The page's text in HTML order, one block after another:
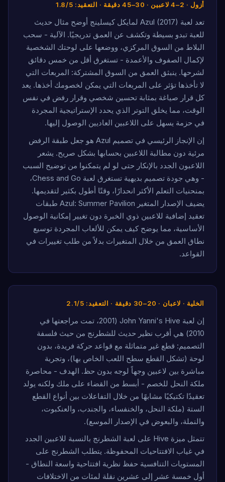
أزول · 2–4 لاعبين · 30–45 دقيقة · التعقيد: 1.8/5
تعد لعبة Azul (2017) لمايكل كيسلينج أوضح مثال حديث
للعبة تبدو بسيطة وتكشف عن العمق تدريجيًا. الآلية - سحب
البلاط من السوق المركزي، ووضعها على لوحتك الشخصية
لإكمال الصفوف والأعمدة - تستغرق أقل من خمس دقائق
لشرحها. ينبثق العمق من السوق المشتركة: المربعات التي
لا تأخذها تؤثر على المربعات التي يمكن لخصومك أخذها. يعد
كل قرار صياغة بمثابة تحسين شخصي وقرار رفض في نفس
الوقت، مما يخلق التوتر الذي يحدد الإستراتيجية المجردة
في حزمة يسهل على اللاعبين العاديين الوصول إليها.
إن الإنجاز الرئيسي في تصميم Azul هو جعل طبقة الرفض
مرئية دون مطالبة اللاعبين بحسابها بشكل صريح. يشعر
اللاعبون الجدد بالإنكار حتى لو لم يتمكنوا من توضيح السبب
- وهي جودة تصميم بديهية تستغرق لعبة Chess and Go،
بمنحنيات التعلم الأكثر انحدارًا، وقتًا أطول بكثير لتقديمها.
يضيف الإصدار المتغير Azul: Summer Pavilion طبقات
تعقيد إضافية للاعبين ذوي الخبرة دون تغيير إمكانية الوصول
الأساسية، مما يوضح كيف يمكن للألعاب المجردة توسيع
نطاق العمق من خلال المتغيرات بدلاً من طلب تغييرات في
القواعد.
الخلية · لاعبان · 20–30 دقيقة · التعقيد: 2.1/5
إن لعبة John Yanni's Hive (2001، تمت مراجعتها في
2010) هي أقرب نظير حديث للشطرنج من حيث فلسفة
التصميم: قطع غير متماثلة مع قواعد حركة فريدة، بدون
لوحة (تشكل القطع سطح اللعب الخاص بها)، وتجربة
مباشرة بين لاعبين وجهاً لوجه بدون حظ. الهدف - محاصرة
ملكة النحل للخصم - أبسط من القضاء على ملك ولكنه يولد
تعقيدًا تكتيكيًا مشابهًا من خلال التفاعلات بين أنواع القطع
الستة (ملكة النحل، والخنفساء، والجندب، والعنكبوت،
والنملة، والبعوض في الإصدار الموسع).
تتمثل ميزة Hive على لعبة الشطرنج بالنسبة للاعبين الجدد
في غياب الافتتاحيات المحفوظة. يتطلب الشطرنج على
المستويات التنافسية حفظ نظرية افتتاحية واسعة النطاق -
أول خمسة عشر إلى عشرين نقلة لمئات من الاختلافات